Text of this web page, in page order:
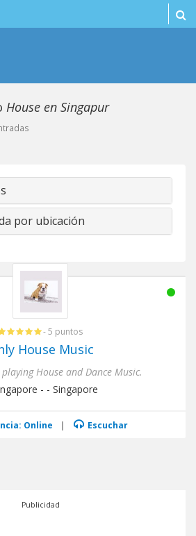
House en Singapur
por ubicación
- 5 puntos
House Music
House and Dance Music.
- - Singapore
Online | Escuchar
Publicidad